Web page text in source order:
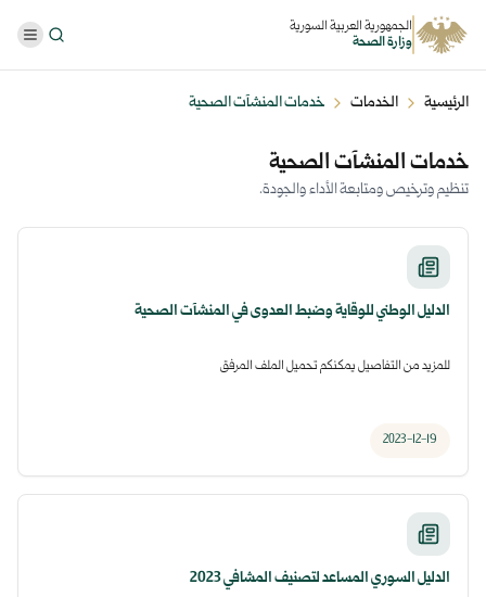
الجمهورية العربية السورية
وزارة الصحة
الرئيسية الخدمات خدمات المنشآت الصحية
خدمات المنشآت الصحية
تنظيم وترخيص ومتابعة الأداء والجودة.
الدليل الوطني للوقاية وضبط العدوى في المنشآت الصحية
للمزيد من التفاصيل يمكنكم تحميل الملف المرفق
2023-12-19
الدليل السوري المساعد لتصنيف المشافي 2023